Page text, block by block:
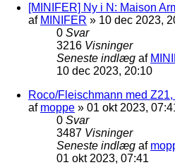
[MINIFER] Ny i N: Maison
af MINIFER » 10 dec 2023,
0 Svar
3216 Visninger
Seneste indlæg af
10 dec 2023, 20:10
Roco/Fleischmann med
af moppe » 01 okt 2023,
0 Svar
3487 Visninger
Seneste indlæg af
01 okt 2023, 07:41